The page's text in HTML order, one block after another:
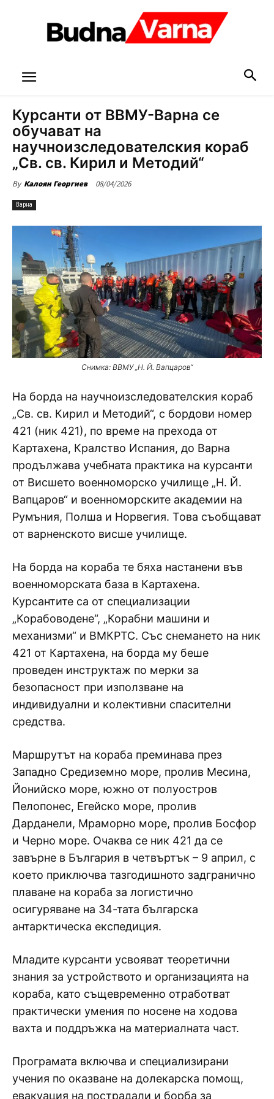
Курсанти от ВВМУ-Варна се
обучават на
научноизследователския кораб
„Св. св. Кирил и Методий“
By Калоян Георгиев 08/04/2026
Варна
Снимка: ВВМУ „Н. Й. Вапцаров“
На борда на научноизследователския кораб
„Св. св. Кирил и Методий“, с бордови номер
421 (ник 421), по време на прехода от
Картахена, Кралство Испания, до Варна
продължава учебната практика на курсанти
от Висшето военноморско училище „Н. Й.
Вапцаров“ и военноморските академии на
Румъния, Полша и Норвегия. Това съобщават
от варненското висше училище.
На борда на кораба те бяха настанени във
военноморската база в Картахена.
Курсантите са от специализации
„Корабоводене“, „Корабни машини и
механизми“ и ВМКРТС. Със снемането на ник
421 от Картахена, на борда му беше
проведен инструктаж по мерки за
безопасност при използване на
индивидуални и колективни спасителни
средства.
Маршрутът на кораба преминава през
Западно Средиземно море, пролив Месина,
Йонийско море, южно от полуостров
Пелопонес, Егейско море, пролив
Дарданели, Мраморно море, пролив Босфор
и Черно море. Очаква се ник 421 да се
завърне в България в четвъртък – 9 април, с
което приключва тазгодишното задгранично
плаване на кораба за логистично
осигуряване на 34-тата българска
антарктическа експедиция.
Младите курсанти усвояват теоретични
знания за устройството и организацията на
кораба, като същевременно отработват
практически умения по носене на ходова
вахта и поддръжка на материалната част.
Програмата включва и специализирани
учения по оказване на долекарска помощ,
евакуация на пострадали и борба за